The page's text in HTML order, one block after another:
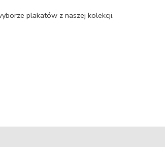
plakatów z naszej kolekcji.